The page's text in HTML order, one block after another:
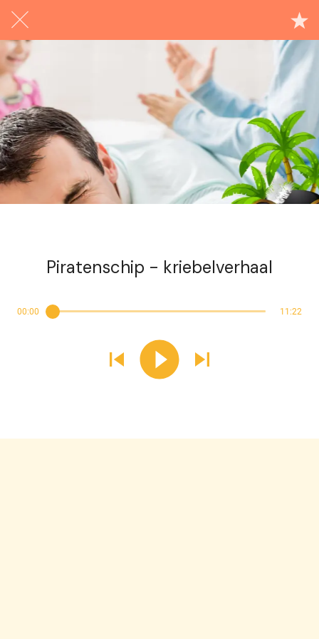
Piratenschip - kriebelverhaal
00:00 11:22